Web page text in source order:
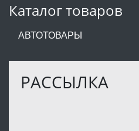
Каталог товаров
АВТОТОВАРЫ
РАССЫЛКА